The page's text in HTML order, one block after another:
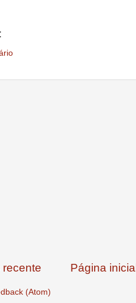
Página inicial
(Atom)